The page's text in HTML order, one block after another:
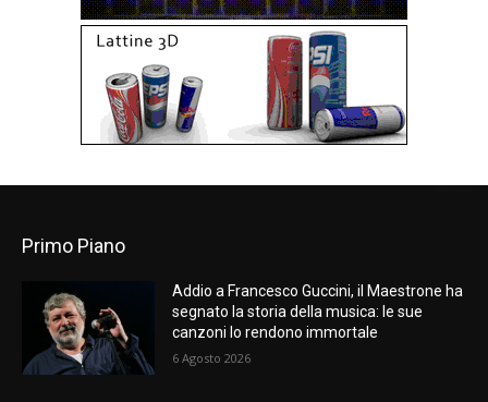
Primo Piano
Addio a Francesco Guccini, il Maestrone ha
segnato la storia della musica: le sue
canzoni lo rendono immortale
6 Agosto 2026